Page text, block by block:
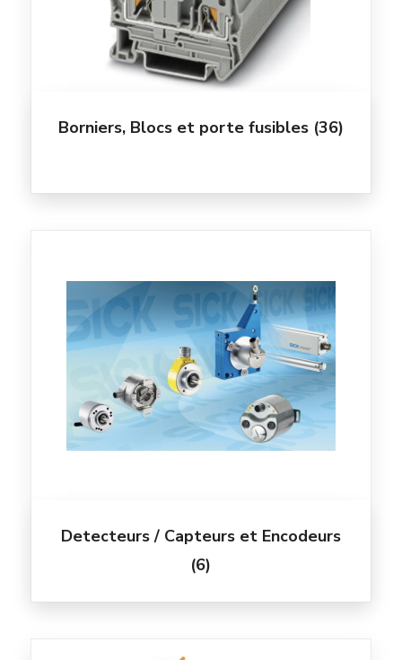
Borniers, Blocs et porte fusibles (36)
Detecteurs / Capteurs et Encodeurs
(6)